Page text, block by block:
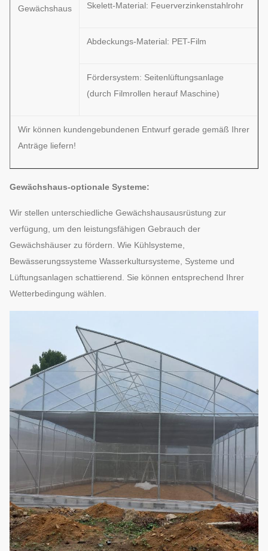
Gewächshaus Skelett-Material: Feuerverzinkenstahlrohr
Abdeckungs-Material: PET-Film
Fördersystem: Seitenlüftungsanlage
(durch Filmrollen herauf Maschine)
Wir können kundengebundenen Entwurf gerade gemäß Ihrer
Anträge liefern!
Gewächshaus-optionale Systeme:
Wir stellen unterschiedliche Gewächshausausrüstung zur
verfügung, um den leistungsfähigen Gebrauch der
Gewächshäuser zu fördern. Wie Kühlsysteme,
Bewässerungssysteme Wasserkultursysteme, Systeme und
Lüftungsanlagen schattierend. Sie können entsprechend Ihrer
Wetterbedingung wählen.